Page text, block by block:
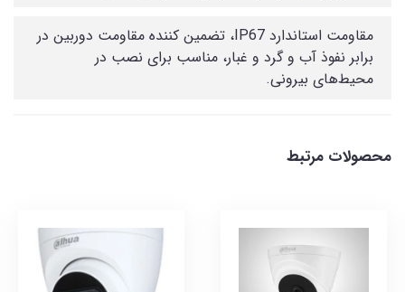
مقاومت استاندارد IP67، تضمین کننده مقاومت دوربین در
برابر نفوذ آب و گرد و غبار، مناسب برای نصب در
محیط‌های بیرونی.
محصولات مرتبط